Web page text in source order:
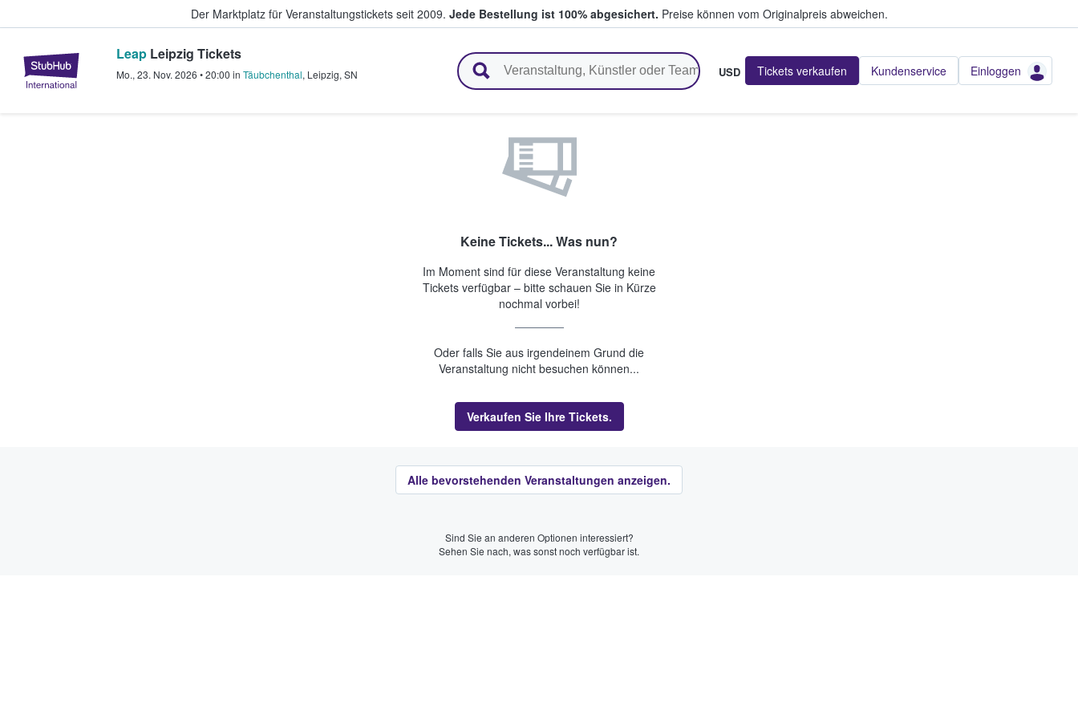
Der Marktplatz für Veranstaltungstickets seit 2009. Jede Bestellung ist 100% abgesichert. Preise können vom Originalpreis abweichen.
StubHub - Wo Fans Tickets kaufen & verkaufen
Leap Leipzig Tickets
Mo., 23. Nov. 2026 •20:00 in Täubchenthal, Leipzig, SN USD Tickets verkaufen Kundenservice Einloggen
Keine Tickets... Was nun?
Im Moment sind für diese Veranstaltung keine
Tickets verfügbar – bitte schauen Sie in Kürze
nochmal vorbei!
Oder falls Sie aus irgendeinem Grund die
Veranstaltung nicht besuchen können...
Verkaufen Sie Ihre Tickets.
Alle bevorstehenden Veranstaltungen anzeigen.
Sind Sie an anderen Optionen interessiert?
Sehen Sie nach, was sonst noch verfügbar ist.